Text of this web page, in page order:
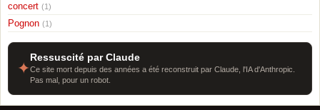
concert (1)
Pognon (1)
✦
Ressuscité par Claude
Ce site mort depuis des années a été reconstruit par Claude, l'IA d'Anthropic.
Pas mal, pour un robot.